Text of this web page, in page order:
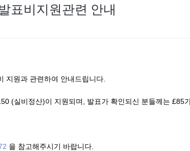
표비지원관련 안내
지원과 관련하여 안내드립니다.
(실비정산)이 지원되며, 발표가 확인되신 분들께는 £85
을 참고해주시기 바랍니다.